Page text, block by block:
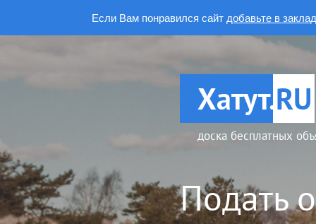
Если Вам понравился сайт добавьте в
Хатут.RU
доска бесплатных
Подать